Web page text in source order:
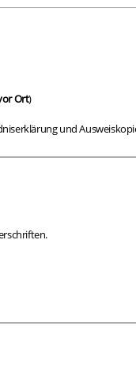
Ort)
und